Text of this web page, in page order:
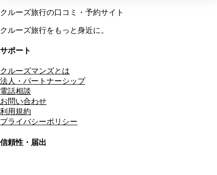
クルーズ旅行の口コミ・予約サイト
クルーズ旅行をもっと身近に。
サポート
クルーズマンズとは
法人・パートナーシップ
電話相談
お問い合わせ
利用規約
プライバシーポリシー
信頼性・届出